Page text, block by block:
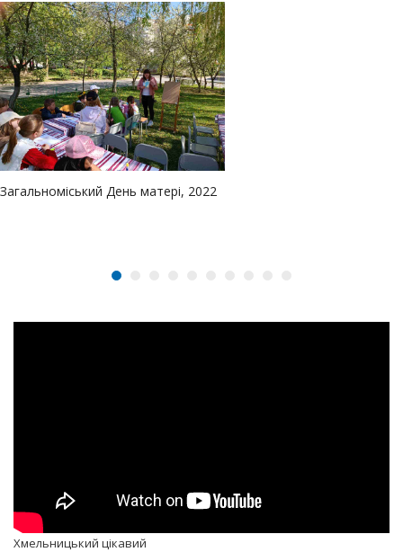
Загальноміський День матері, 2022
Кость Місевич. Історія друга стріт-арт-проєкту «Вони любили
Хмельницький цікавий